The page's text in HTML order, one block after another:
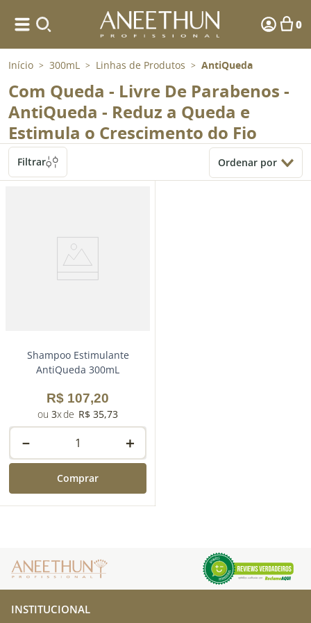
0
Início > 300mL > Linhas de Produtos > AntiQueda
Com Queda - Livre De Parabenos -
AntiQueda - Reduz a Queda e
Estimula o Crescimento do Fio
Filtrar Ordenar por
Shampoo Estimulante
AntiQueda 300mL
R$ 107,20
3 R$ 35,73
＋
－
Comprar
INSTITUCIONAL